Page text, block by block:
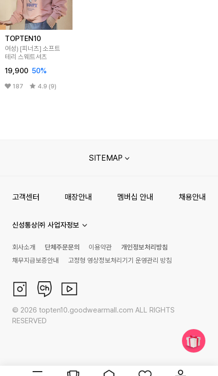
TOPTEN10
여성) [피너츠] 소프트
테리 스웨트셔츠
19,900 50%
187 4.9 (9)
SITEMAP
고객센터 매장안내 멤버십 안내 채용안내
신성통상㈜ 사업자정보
회사소개 단체주문문의 이용약관
개인정보처리방침
채무지급보증안내
고정형 영상정보처리기기 운영관리 방침
© 2026 topten10.goodwearmall.com ALL RIGHTS
RESERVED